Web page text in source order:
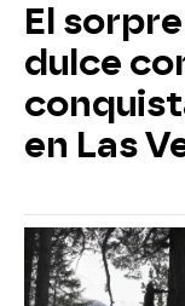
El
dulce
en Las